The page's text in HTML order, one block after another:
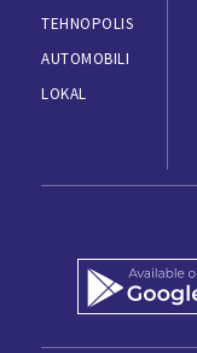
TEHNOPOLIS
AUTOMOBILI
LOKAL